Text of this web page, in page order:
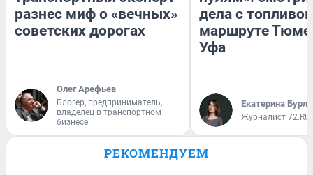
разнес миф о «вечных»
советских дорогах
Олег Арефьев
Блогер, предприниматель,
владелец в транспортном
бизнесе
дела с
маршруте
Уфа
Екатерина
Журналист 72.RU
РЕКОМЕНДУЕМ